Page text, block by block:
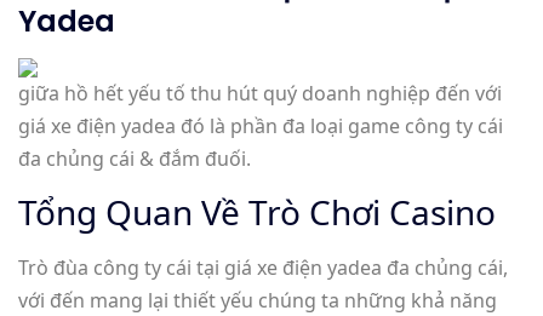
Yadea
giữa hồ hết yếu tố thu hút quý doanh nghiệp đến với
giá xe điện yadea đó là phần đa loại game công ty cái
đa chủng cái & đắm đuối.
Tổng Quan Về Trò Chơi Casino
Trò đùa công ty cái tại giá xe điện yadea đa chủng cái,
với đến mang lại thiết yếu chúng ta những khả năng